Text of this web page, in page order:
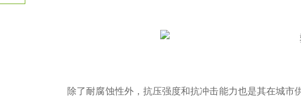
除了耐腐蚀性外，抗压强度和抗冲击能力也是其在城市